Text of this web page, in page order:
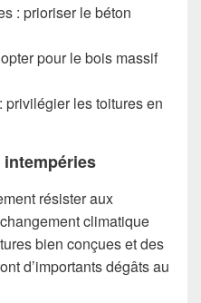
: prioriser le béton
pour le bois massif
privilégier les toitures en
résister aux
climatique
bien conçues et des
d’importants dégâts au